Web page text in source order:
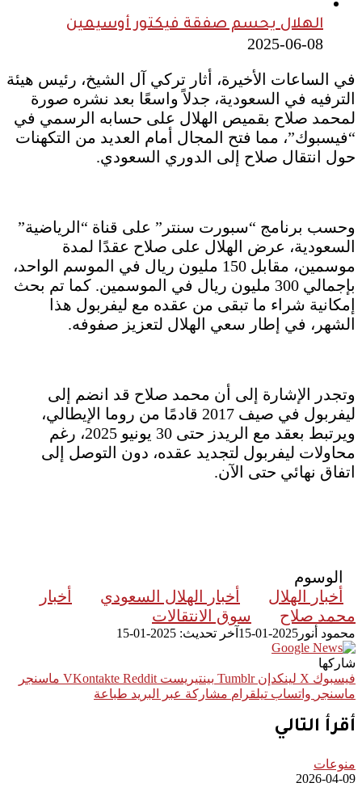
الهلال يحسم صفقة فيكتور أوسيمين
2025-06-08
في الساعات الأخيرة، أثار تركي آل الشيخ، رئيس هيئة
الترفيه في السعودية، جدلاً واسعًا بعد نشره صورة
لمحمد صلاح بقميص الهلال على حسابه الرسمي في
“فيسبوك”، مما فتح المجال أمام العديد من التكهنات
حول انتقال صلاح إلى الدوري السعودي.
وحسب برنامج “سبورت سنتر” على قناة “الرياضية”
السعودية، عرض الهلال على صلاح عقدًا لمدة
موسمين، مقابل 150 مليون ريال في الموسم الواحد،
بإجمالي 300 مليون ريال في الموسمين. كما تم بحث
إمكانية شراء ما تبقى من عقده مع ليفربول هذا
الشهر، في إطار سعي الهلال لتعزيز صفوفه.
وتجدر الإشارة إلى أن محمد صلاح قد انضم إلى
ليفربول في صيف 2017 قادمًا من روما الإيطالي،
ويرتبط بعقد مع الريدز حتى 30 يونيو 2025، رغم
محاولات ليفربول لتجديد عقده، دون التوصل إلى
اتفاق نهائي حتى الآن.
الوسوم
أخبار الهلال
أخبار الهلال السعودي
أخبار
محمد صلاح
سوق الانتقالات
محمود أنور 2025-01-15 آخر تحديث: 2025-01-15
شاركها
فيسبوك ‫X لينكدإن بينتيريست
ماسنجر
ماسنجر واتساب تيلقرام مشاركة عبر البريد طباعة
أقرأ التالي
منوعات
2026-04-09